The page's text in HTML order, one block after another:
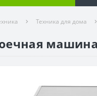
Техника для дома